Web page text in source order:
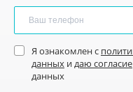
Я ознакомлен с
данных идаю согласие
данных